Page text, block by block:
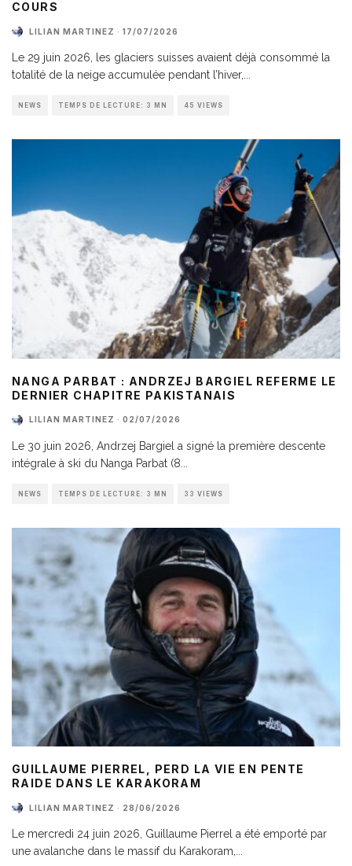
COURS
LILIAN MARTINEZ · 17/07/2026
Le 29 juin 2026, les glaciers suisses avaient déjà consommé la
totalité de la neige accumulée pendant l’hiver,
NEWS TEMPS DE LECTURE: 3 MN 45 VIEWS
NANGA PARBAT : ANDRZEJ BARGIEL REFERME LE
DERNIER CHAPITRE PAKISTANAIS
LILIAN MARTINEZ · 02/07/2026
Le 30 juin 2026, Andrzej Bargiel a signé la première descente
intégrale à ski du Nanga Parbat (8
NEWS TEMPS DE LECTURE: 3 MN 33 VIEWS
GUILLAUME PIERREL, PERD LA VIE EN PENTE
RAIDE DANS LE KARAKORAM
LILIAN MARTINEZ · 28/06/2026
Le mercredi 24 juin 2026, Guillaume Pierrel a été emporté par
une avalanche dans le massif du Karakoram,...